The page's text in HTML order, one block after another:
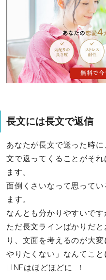
長文には長文で返信
あなたが長文で送った時
文で返ってくることがそ
ます。
面倒くさいなって思って
ます。
なんとも分かりやすいです
ただ長文ラインばかりだ
り、文面を考えるのが大
やりたくない」なんてこ
LINEはほどほどに..！